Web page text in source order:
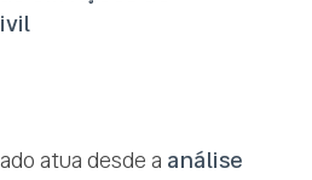
atua desde a análise